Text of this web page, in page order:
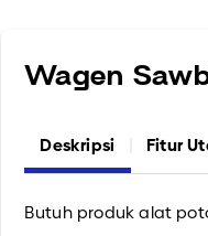
Industri Kayu
Industri Tissue
Industri Logam
Industri Tembakau
Wagen
Deskripsi Fitur
Butuh produk alat